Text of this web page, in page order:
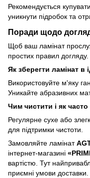
Рекомендується
уникнути підробок та
Поради щодо
Щоб ваш ламінат
простих правил догляду.
Як зберегти ламінат в
Використовуйте м'яку
Уникайте абразивних
Чим чистити і як часто
Регулярне сухе або
для підтримки чистоти.
Замовляйте ламінат
інтернет-магазині
вартістю. Тут
приємні умови